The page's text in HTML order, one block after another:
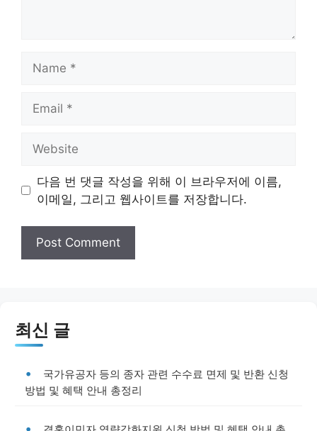
다음 번 댓글 작성을 위해 이 브라우저에 이름,
이메일, 그리고 웹사이트를 저장합니다.
최신 글
국가유공자 등의 종자 관련 수수료 면제 및 반환 신청
방법 및 혜택 안내 총정리